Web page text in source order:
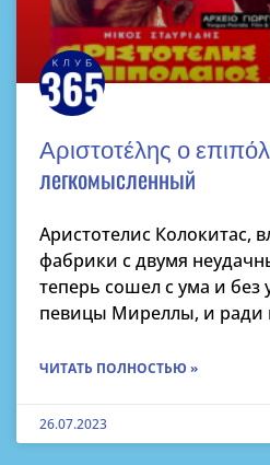
Αριστοτέλης ο
легкомысленный
Аристотелис Колокитас,
фабрики с двумя
теперь сошел с ума и без
певицы Миреллы, и ради
ЧИТАТЬ ПОЛНОСТЬЮ »
26.07.2023